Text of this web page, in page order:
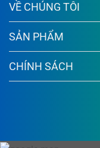
VỀ CHÚNG TÔI
SẢN PHẨM
CHÍNH SÁCH